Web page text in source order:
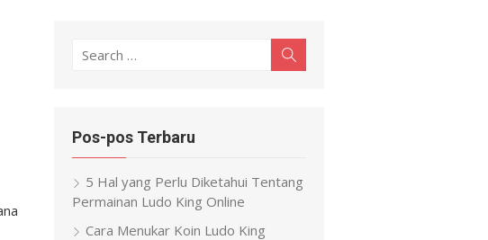
Search
Pos-pos Terbaru
5 Hal yang Perlu Diketahui Tentang
Permainan Ludo King Online
Cara Menukar Koin Ludo King